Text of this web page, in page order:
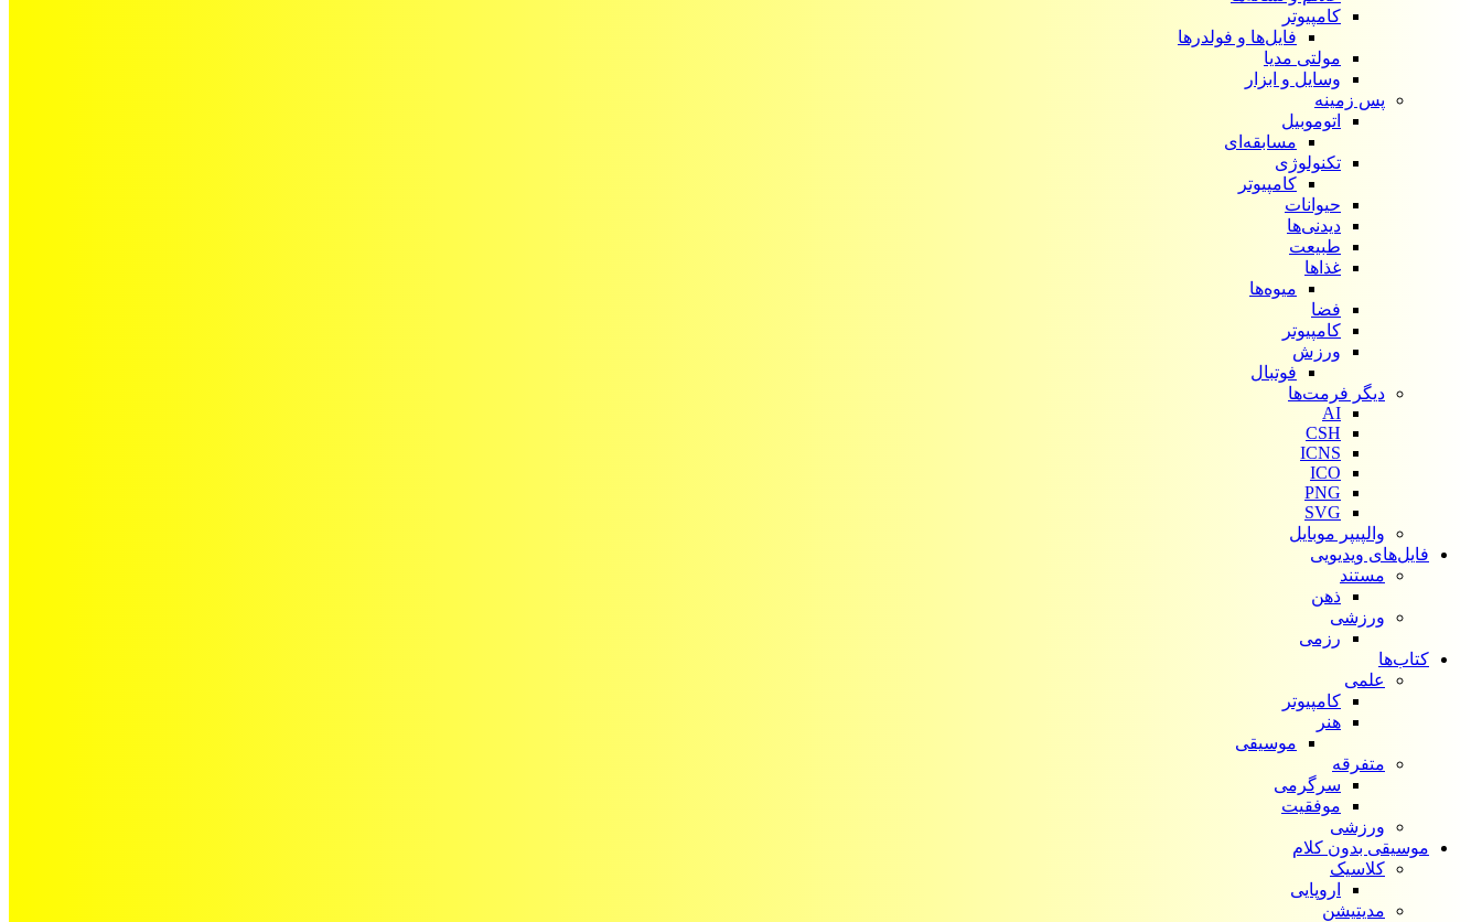
کامپیوتر
فایل‌ها و فولدرها
مولتی مدیا
وسایل و ابزار
پس زمینه
اتوموبیل
مسابقه‌ای
تکنولوژی
کامپیوتر
حیوانات
دیدنی‌ها
طبیعت
غذاها
میوه‌ها
فضا
کامپیوتر
ورزش
فوتبال
دیگر فرمت‌ها
AI
CSH
ICNS
ICO
PNG
SVG
والپیپر موبایل
فایل‌های ویدیویی
مستند
ذهن
ورزشی
رزمی
کتاب‌ها
علمی
کامپیوتر
هنر
موسیقی
متفرقه
سرگرمی
موفقیت
ورزشی
موسیقی بدون کلام
کلاسیک
اروپایی
مدیتیشن